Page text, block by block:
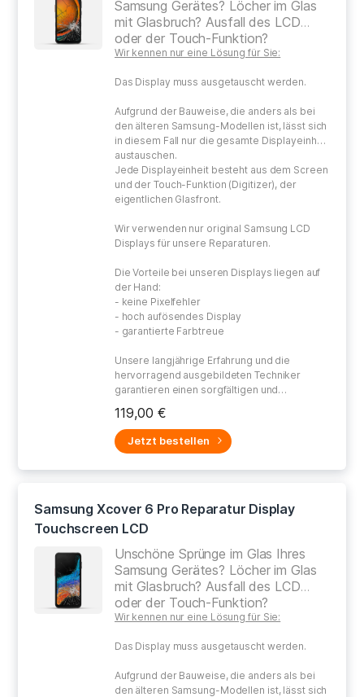
Samsung Gerätes? Löcher im Glas
mit Glasbruch? Ausfall des LCD
oder der Touch-Funktion?
Wir kennen nur eine Lösung für Sie:
Das Display muss ausgetauscht werden.
Aufgrund der Bauweise, die anders als bei
den älteren Samsung-Modellen ist, lässt sich
in diesem Fall nur die gesamte Displayeinheit
austauschen.
Jede Displayeinheit besteht aus dem Screen
und der Touch-Funktion (Digitizer), der
eigentlichen Glasfront.
Wir verwenden nur original Samsung LCD
Displays für unsere Reparaturen.
Die Vorteile bei unseren Displays liegen auf
der Hand:
- keine Pixelfehler
- hoch aufösendes Display
- garantierte Farbtreue
Unsere langjährige Erfahrung und die
hervorragend ausgebildeten Techniker
garantieren einen sorgfältigen und
Ihres defekten Gerätes.
119,00 €
Jetzt bestellen
Samsung Xcover 6 Pro Reparatur Display
Touchscreen LCD
Unschöne Sprünge im Glas Ihres
Samsung Gerätes? Löcher im Glas
mit Glasbruch? Ausfall des LCD
oder der Touch-Funktion?
Wir kennen nur eine Lösung für Sie:
Das Display muss ausgetauscht werden.
Aufgrund der Bauweise, die anders als bei
den älteren Samsung-Modellen ist, lässt sich